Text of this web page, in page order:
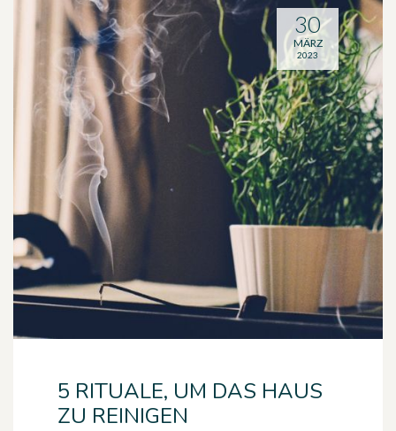
5 RITUALE, UM DAS HAUS
ZU REINIGEN
30
MÄRZ
2023